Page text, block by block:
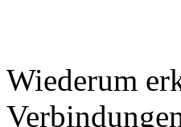
Wiederum